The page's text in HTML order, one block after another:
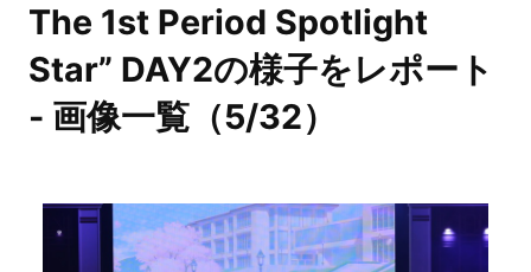
The 1st Period Spotlight
Star” DAY2の様子をレポート
- 画像一覧（5/32）